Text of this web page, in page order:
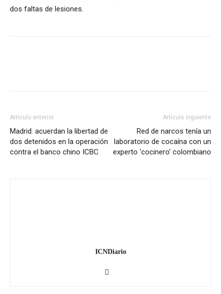
dos faltas de lesiones.
Artículo anterior
Madrid: acuerdan la libertad de
dos detenidos en la operación
contra el banco chino ICBC
Artículo siguiente
Red de narcos tenía un
laboratorio de cocaína con un
experto ‘cocinero’ colombiano
ICNDiario